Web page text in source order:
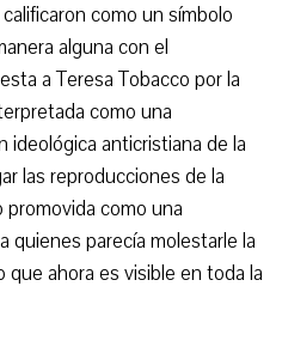
como un símbolo
alguna con el
a Teresa Tobacco por la
como una
ideológica anticristiana de la
las reproducciones de la
como una
quienes parecía molestarle la
ahora es visible en toda la